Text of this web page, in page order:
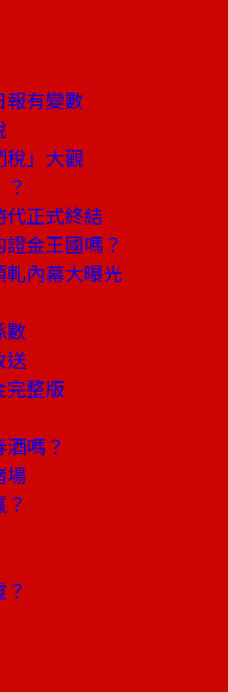
有變數
稅」大觀
正式終結
金王國嗎？
軋內幕大曝光
數
送
完整版
嗎？
場